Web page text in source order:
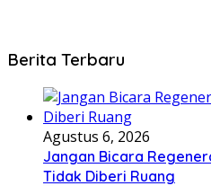
Berita Terbaru
Agustus 6, 2026
Jangan Bicara
Tidak Diberi Ruang